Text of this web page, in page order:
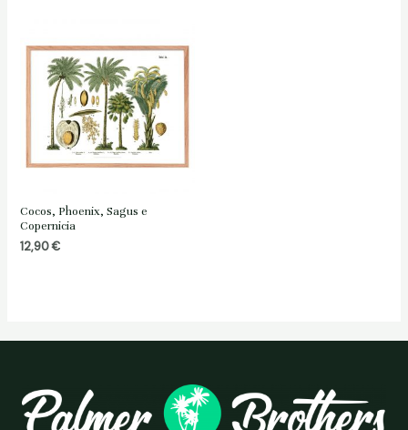
a
19,90 €
Cocos, Phoenix, Sagus e
Copernicia
12,90€